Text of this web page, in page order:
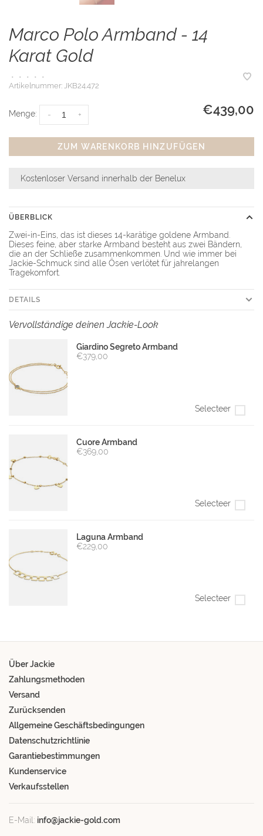
Marco Polo Armband - 14
Karat Gold
• • • •
•
Artikelnummer: JKB24.472
Menge: +
- €439,00
ZUM WARENKORB HINZUFÜGEN
Kostenloser Versand innerhalb der Benelux
ÜBERBLICK
Zwei-in-Eins, das ist dieses 14-karätige goldene Armband.
Dieses feine, aber starke Armband besteht aus zwei Bändern,
die an der Schließe zusammenkommen. Und wie immer bei
Jackie-Schmuck sind alle Ösen verlötet für jahrelangen
Tragekomfort.
DETAILS
Vervollständige deinen Jackie-Look
Giardino Segreto Armband
€379,00
Selecteer
Cuore Armband
€369,00
Selecteer
Laguna Armband
€229,00
Selecteer
Über Jackie
Zahlungsmethoden
Versand
Zurücksenden
Allgemeine Geschäftsbedingungen
Datenschutzrichtlinie
Garantiebestimmungen
Kundenservice
Verkaufsstellen
E-Mail: info@jackie-gold.com